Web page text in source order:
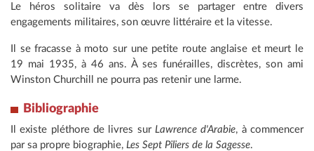
Le héros solitaire va dès lors se partager entre divers
engagements militaires, son œuvre littéraire et la vitesse.
Il se fracasse à moto sur une petite route anglaise et meurt le
19 mai 1935, à 46 ans. À ses funérailles, discrètes, son ami
Winston Churchill ne pourra pas retenir une larme.
Bibliographie
Il existe pléthore de livres sur Lawrence d'Arabie, à commencer
par sa propre biographie, Les Sept Piliers de la Sagesse.